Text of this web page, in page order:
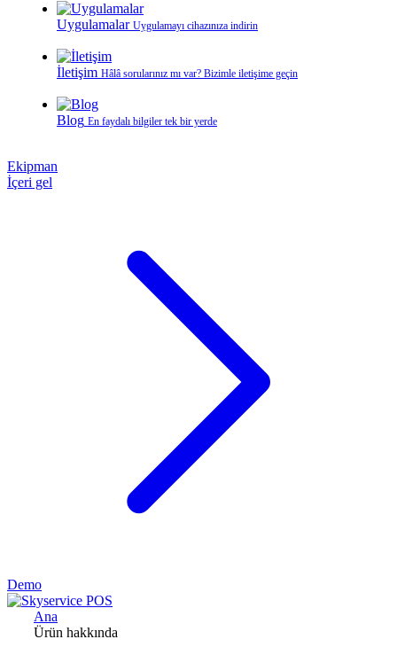
Uygulamalar Uygulamayı cihazınıza indirin
İletişim Hâlâ sorularınız mı var? Bizimle iletişime geçin
Blog En faydalı bilgiler tek bir yerde
Ekipman
İçeri gel
Demo
Ana
Ürün hakkında